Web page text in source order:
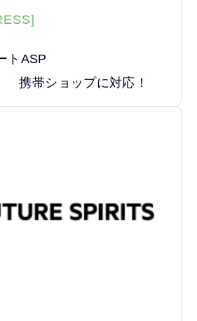
トASP
携帯ショップに対応！